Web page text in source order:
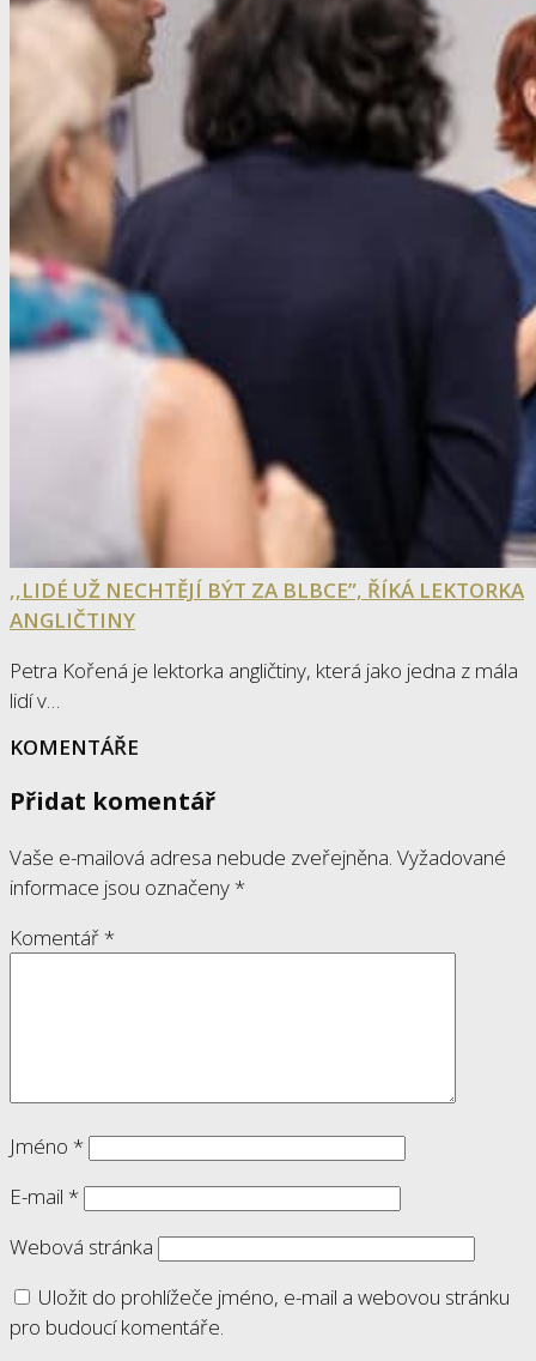
‚‚LIDÉ UŽ NECHTĚJÍ BÝT ZA BLBCE”, ŘÍKÁ LEKTORKA
ANGLIČTINY
Petra Kořená je lektorka angličtiny, která jako jedna z mála
lidí v…
KOMENTÁŘE
Přidat komentář
Vaše e-mailová adresa nebude zveřejněna. Vyžadované
informace jsou označeny*
Komentář*
Jméno *
E-mail *
Webová stránka
Uložit do prohlížeče jméno, e-mail a webovou stránku
pro budoucí komentáře.